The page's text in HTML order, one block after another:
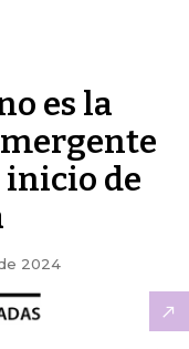
es la
inicio de
2024